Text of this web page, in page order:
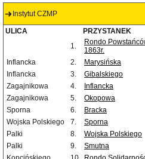
Instytut CZMP
ULICA PRZYSTANEK
1.
Rondo
1863r.
Inflancka 2. Marysińska
Inflancka
3. Gibalskiego
Zagajnikowa
4. Inflancka
Zagajnikowa
5. Okopowa
Sporna
6. Bracka
Wojska Polskiego
7. Sporna
Palki
8. Wojska Polskiego
Palki
9. Smutna